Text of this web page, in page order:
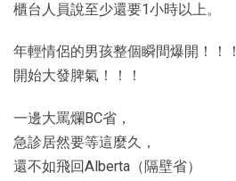
櫃台人員說至少還要1小時以上。
年輕情侶的男孩整個瞬間爆開！！！
開始大發脾氣！！！
一邊大罵爛BC省，
急診居然要等這麼久，
還不如飛回Alberta（隔壁省）